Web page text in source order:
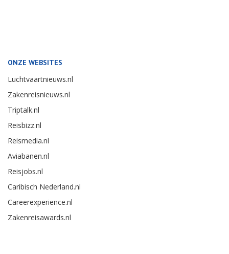
ONZE WEBSITES
Luchtvaartnieuws.nl
Zakenreisnieuws.nl
Triptalk.nl
Reisbizz.nl
Reismedia.nl
Aviabanen.nl
Reisjobs.nl
Caribisch Nederland.nl
Careerexperience.nl
Zakenreisawards.nl